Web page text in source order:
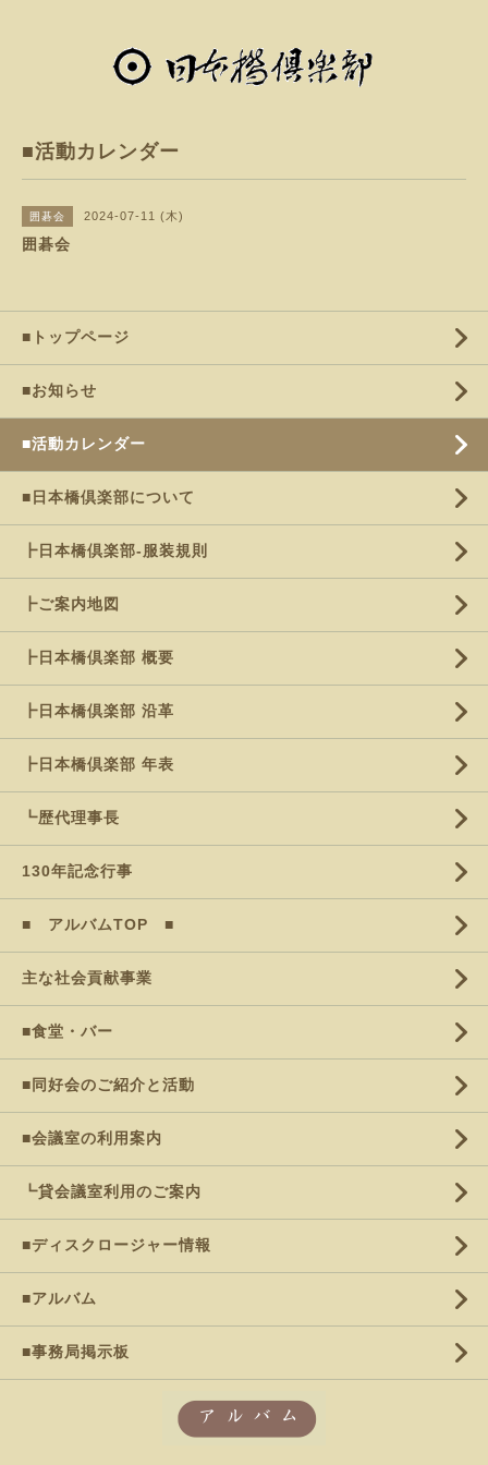
■活動カレンダー
囲碁会 2024-07-11 (木)
囲碁会
■トップページ
■お知らせ
■活動カレンダー
■日本橋倶楽部について
┣日本橋倶楽部-服装規則
┣ご案内地図
┣日本橋倶楽部 概要
┣日本橋倶楽部 沿革
┣日本橋倶楽部 年表
┗歴代理事長
130年記念行事
■ アルバムTOP ■
主な社会貢献事業
■食堂・バー
■同好会のご紹介と活動
■会議室の利用案内
┗貸会議室利用のご案内
■ディスクロージャー情報
■アルバム
■事務局掲示板